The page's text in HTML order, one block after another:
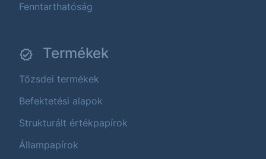
Fenntarthatóság
Termékek
Tőzsdei termékek
Befektetési alapok
Strukturált értékpapírok
Állampapírok